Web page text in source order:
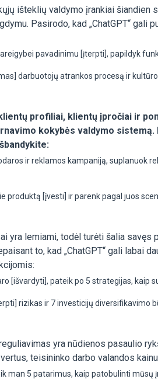
išteklių valdymo įrankiai šiandien
Pasirodo, kad „ChatGPT“ gali
pavadinimu [įterpti], papildyk
darbuotojų atrankos procesą ir
profiliai, klientų įpročiai ir
kokybės valdymo sistemą.
ir reklamos kampaniją, suplanuok
produktą [įvesti] ir parenk pagal juos
yra lemiami, todėl turėti šalia savęs
to, kad „ChatGPT“ gali labai
[išvardyti], pateik po 5 strategijas, kaip
rizikas ir 7 investicijų diversifikavimo
yra nūdienos pasaulio
teisininko darbo valandos
man 5 patarimus, kaip patobulinti mūsų